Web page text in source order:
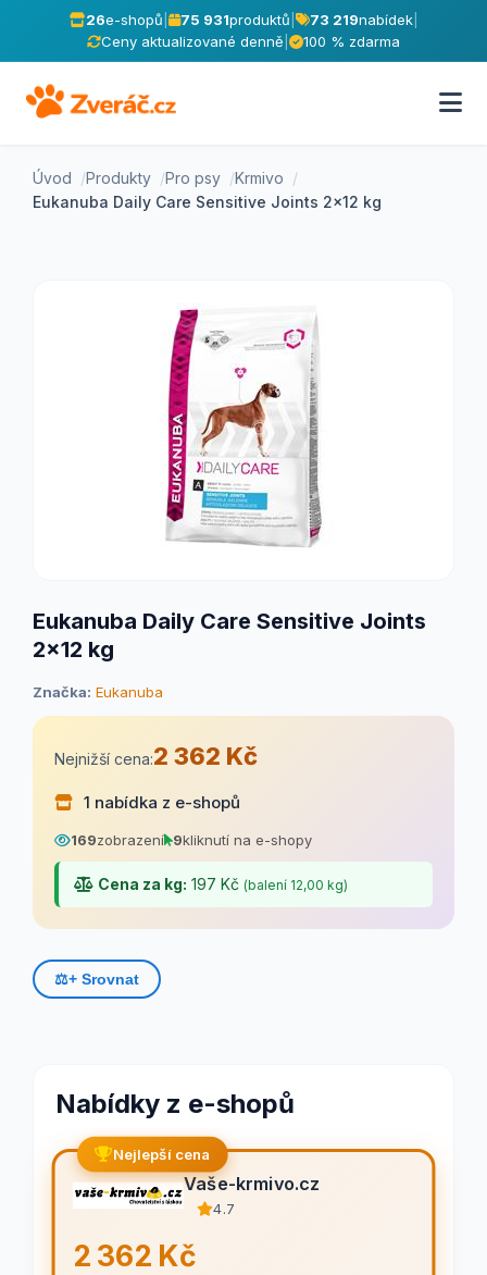
26e-shopů 75 931produktů 73 219nabídek|
Ceny aktualizované denně
100 % zdarma
Úvod Produkty Pro psy
Krmivo
Eukanuba Daily Care Sensitive Joints 2x12 kg
Eukanuba Daily Care Sensitive Joints
2x12 kg
Značka: Eukanuba
Nejnižší cena:2 362 Kč
1 nabídka z e-shopů
169zobrazení 9kliknutí na e-shopy
Cena za kg: 197 Kč (balení 12,00 kg)
⚖️+ Srovnat
Nabídky z e-shopů
Nejlepší cena
Vaše-krmivo.cz
4.7
2 362 Kč